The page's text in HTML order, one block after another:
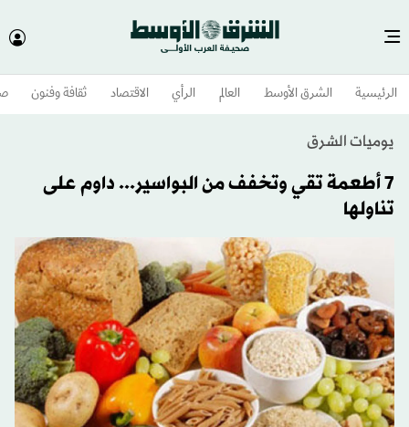
الرئيسية الشرق الأوسط​ العالم الرأي الاقتصاد ثقافة وفنون
يوميات الشرق
7 أطعمة تقي وتخفف من البواسير... داوم على
تناولها